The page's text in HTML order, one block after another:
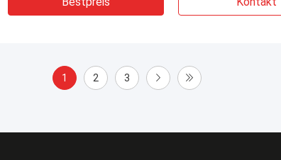
1 2 3